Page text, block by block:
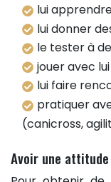
lui
lui donner
le tester à
jouer avec
lui faire
pratiquer
(canicross,
Avoir une